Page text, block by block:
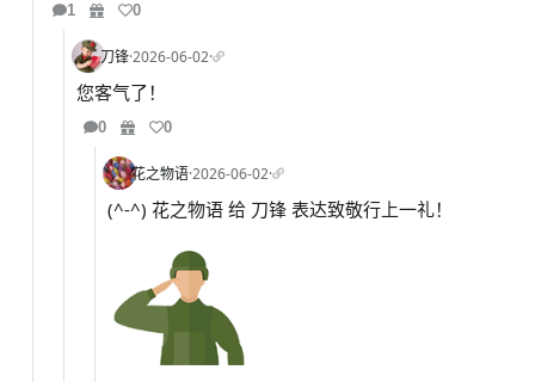
1 0
刀锋·2026-06-02·
您客气了！
0 0
花之物语·2026-06-02·
(^-^) 花之物语 给 刀锋 表达致敬行上一礼！